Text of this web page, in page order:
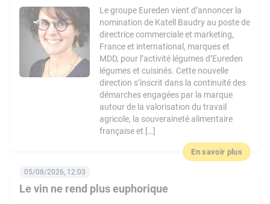
Le groupe Eureden vient d’annoncer la
nomination de Katell Baudry au poste de
directrice commerciale et marketing,
France et international, marques et
MDD, pour l’activité légumes d’Eureden
légumes et cuisinés. Cette nouvelle
direction s’inscrit dans la continuité des
démarches engagées par la marque
autour de la valorisation du travail
agricole, la souveraineté alimentaire
française et […]
En savoir plus
Le vin ne rend plus euphorique
05/08/2026, 12:03